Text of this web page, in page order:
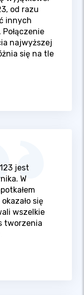
od razu
innych
najwyższej
się na tle
jest
W
się
wszelkie
tworzenia